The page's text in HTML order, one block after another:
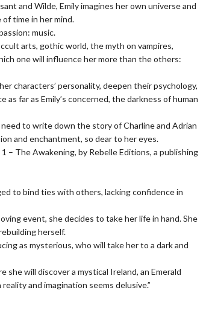
and Wilde, Emily imagines her own universe and
time in her mind.
music.
arts, gothic world, the myth on vampires,
one will influence her more than the others:
characters’ personality, deepen their psychology,
far as Emily’s concerned, the darkness of human
to write down the story of Charline and Adrian
and enchantment, so dear to her eyes.
– The Awakening, by Rebelle Editions, a publishing
to bind ties with others, lacking confidence in
event, she decides to take her life in hand. She
herself.
as mysterious, who will take her to a dark and
will discover a mystical Ireland, an Emerald
and imagination seems delusive.”